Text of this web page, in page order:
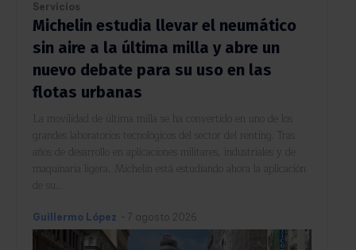
Servicios
Michelin estudia llevar el neumático
sin aire a la última milla y abre un
nuevo debate para su uso en las
flotas urbanas
La movilidad de última milla se ha convertido en uno de los
grandes laboratorios tecnológicos del sector del renting. Tras
años de desarrollo en aplicaciones militares, industriales y de
maquinaria ligera, Michelin está estudiando ahora la aplicación
de su...
Guillermo López - 7 agosto 2026